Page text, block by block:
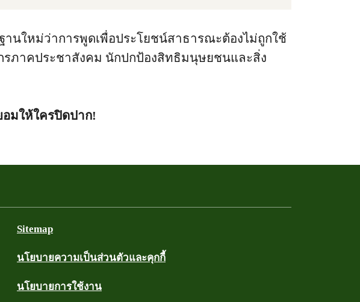
นใหม่ว่าการพูดเพื่อประโยชน์สาธารณะต้องไม่ถูกใช้
รภาคประชาสังคม นักปกป้องสิทธิมนุษยชนและสิ่ง
อมให้ใครปิดปาก!
Sitemap
นโยบายความเป็นส่วนตัวและคุกกี้
นโยบายการใช้งาน